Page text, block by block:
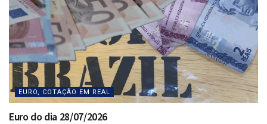
EURO, COTAÇÃO EM REAL
Euro do dia 28/07/2026